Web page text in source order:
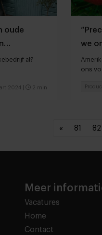
oude
al?
2024 2 min
we
ons
« 81 82
Meer
Vacatures
Home
Contact